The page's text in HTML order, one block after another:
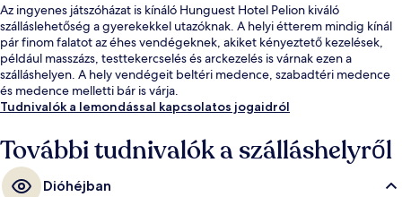
Az ingyenes játszóházat is kínáló Hunguest Hotel Pelion kiváló
szálláslehetőség a gyerekekkel utazóknak. A helyi étterem mindig kínál
pár finom falatot az éhes vendégeknek, akiket kényeztető kezelések,
például masszázs, testtekercselés és arckezelés is várnak ezen a
szálláshelyen. A hely vendégeit beltéri medence, szabadtéri medence
és medence melletti bár is várja.
Tudnivalók a lemondással kapcsolatos jogaidról
További tudnivalók a szálláshelyről
Dióhéjban